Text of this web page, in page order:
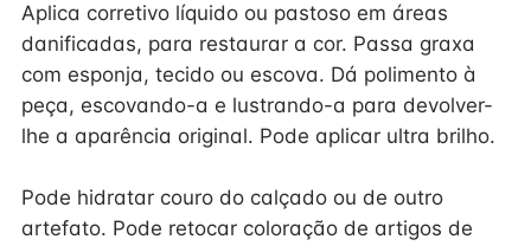
Aplica corretivo líquido ou pastoso em áreas
danificadas, para restaurar a cor. Passa graxa
com esponja, tecido ou escova. Dá polimento à
peça, escovando-a e lustrando-a para devolver-
lhe a aparência original. Pode aplicar ultra brilho.
Pode hidratar couro do calçado ou de outro
artefato. Pode retocar coloração de artigos de